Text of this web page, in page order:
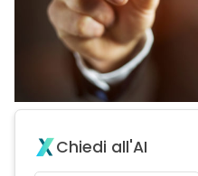
Chiedi all'AI